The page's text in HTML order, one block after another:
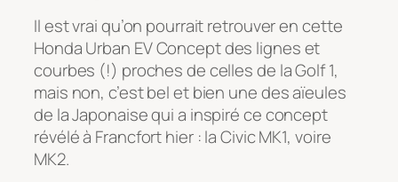
Il est vrai qu’on pourrait retrouver en cette
Honda Urban EV Concept des lignes et
courbes (!) proches de celles de la Golf 1,
mais non, c’est bel et bien une des aïeules
de la Japonaise qui a inspiré ce concept
révélé à Francfort hier : la Civic MK1, voire
MK2.